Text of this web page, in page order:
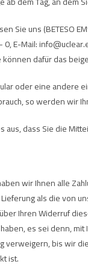
Sie uns (BETESO
E-Mail:
dafür das
oder eine andere
so werden wir
aus, dass Sie die
wir Ihnen alle
als die von
Ihren Widerruf
es sei denn,
verweigern, bis wir
ist.